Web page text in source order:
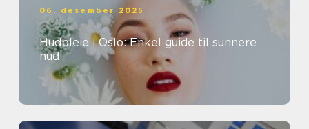
06. desember 2025
Hudpleie i Oslo: Enkel guide til sunnere
hud